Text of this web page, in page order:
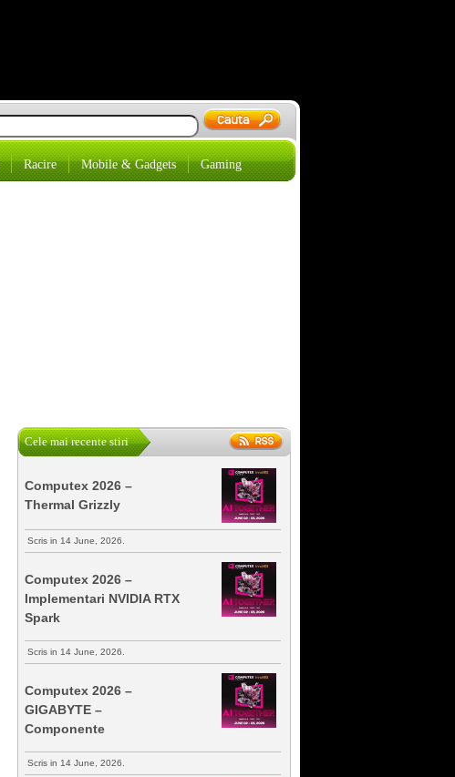
Racire Mobile & Gadgets Gaming
Cele mai recente stiri
Computex 2026 –
Thermal Grizzly
Scris in 14 June, 2026.
Computex 2026 –
Implementari NVIDIA RTX
Spark
Scris in 14 June, 2026.
Computex 2026 –
GIGABYTE –
Componente
Scris in 14 June, 2026.